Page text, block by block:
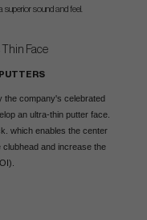
superior sound and feel.
the company's celebrated
an ultra-thin putter face.
which enables the center
and increase the